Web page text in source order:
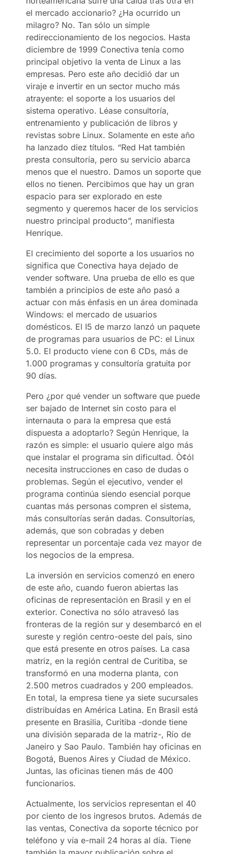
el mercado accionario? ¿Ha ocurrido un
milagro? No. Tan sólo un simple
redireccionamiento de los negocios. Hasta
diciembre de 1999 Conectiva tenía como
principal objetivo la venta de Linux a las
empresas. Pero este año decidió dar un
viraje e invertir en un sector mucho más
atrayente: el soporte a los usuarios del
sistema operativo. Léase consultoría,
entrenamiento y publicación de libros y
revistas sobre Linux. Solamente en este año
ha lanzado diez títulos. “Red Hat también
presta consultoría, pero su servicio abarca
menos que el nuestro. Damos un soporte que
ellos no tienen. Percibimos que hay un gran
espacio para ser explorado en este
segmento y queremos hacer de los servicios
nuestro principal producto”, manifiesta
Henrique.
El crecimiento del soporte a los usuarios no
significa que Conectiva haya dejado de
vender software. Una prueba de ello es que
también a principios de este año pasó a
actuar con más énfasis en un área dominada
Windows: el mercado de usuarios
domésticos. El I5 de marzo lanzó un paquete
de programas para usuarios de PC: el Linux
5.0. El producto viene con 6 CDs, más de
1.000 programas y consultoría gratuita por
90 días.
Pero ¿por qué vender un software que puede
ser bajado de Internet sin costo para el
internauta o para la empresa que está
dispuesta a adoptarlo? Según Henrique, la
razón es simple: el usuario quiere algo más
que instalar el programa sin dificultad. Ò¢ól
necesita instrucciones en caso de dudas o
problemas. Según el ejecutivo, vender el
programa continúa siendo esencial porque
cuantas más personas compren el sistema,
más consultorías serán dadas. Consultorías,
además, que son cobradas y deben
representar un porcentaje cada vez mayor de
los negocios de la empresa.
La inversión en servicios comenzó en enero
de este año, cuando fueron abiertas las
oficinas de representación en Brasil y en el
exterior. Conectiva no sólo atravesó las
fronteras de la región sur y desembarcó en el
sureste y región centro-oeste del país, sino
que está presente en otros países. La casa
matriz, en la región central de Curitiba, se
transformó en una moderna planta, con
2.500 metros cuadrados y 200 empleados.
En total, la empresa tiene ya siete sucursales
distribuídas en América Latina. En Brasil está
presente en Brasilia, Curitiba -donde tiene
una división separada de la matriz-, Río de
Janeiro y Sao Paulo. También hay oficinas en
Bogotá, Buenos Aires y Ciudad de México.
Juntas, las oficinas tienen más de 400
funcionarios.
Actualmente, los servicios representan el 40
por ciento de los ingresos brutos. Además de
las ventas, Conectiva da soporte técnico por
teléfono y vía e-mail 24 horas al día. Tiene